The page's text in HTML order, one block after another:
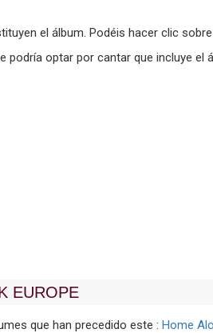
el álbum. Podéis hacer clic
podría optar por cantar que incluye el
EUROPE
que han precedido este : Home